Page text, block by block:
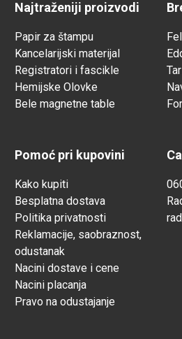
Najtraženiji proizvodi
Papir za štampu
Kancelarijski materijal
Registratori i fascikle
Hemijske Olovke
Bele magnetne table
Pomoć pri kupovini
Kako kupiti
Besplatna dostava
Politika privatnosti
Reklamacije, saobraznost,
odustanak
Nacini dostave i cene
Nacini placanja
Pravo na odustajanje